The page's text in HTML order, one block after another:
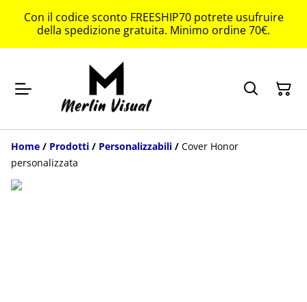
Con il codice sconto FREESHIP70 potrete usufruire
della spedizione gratuita. Minimo ordine 70€.
Home / Prodotti / Personalizzabili / Cover Honor
personalizzata